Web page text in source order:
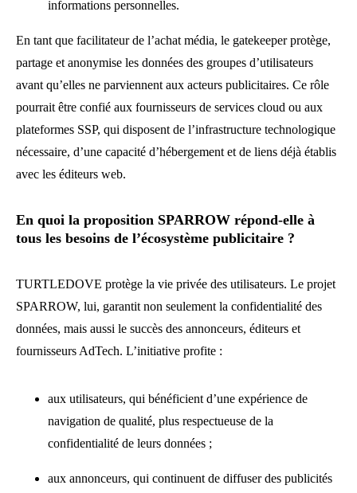
informations personnelles.
En tant que facilitateur de l’achat média, le gatekeeper protège,
partage et anonymise les données des groupes d’utilisateurs
avant qu’elles ne parviennent aux acteurs publicitaires. Ce rôle
pourrait être confié aux fournisseurs de services cloud ou aux
plateformes SSP, qui disposent de l’infrastructure technologique
nécessaire, d’une capacité d’hébergement et de liens déjà établis
avec les éditeurs web.
En quoi la proposition SPARROW répond-elle à
tous les besoins de l’écosystème publicitaire ?
TURTLEDOVE protège la vie privée des utilisateurs. Le projet
SPARROW, lui, garantit non seulement la confidentialité des
données, mais aussi le succès des annonceurs, éditeurs et
fournisseurs AdTech. L’initiative profite :
aux utilisateurs, qui bénéficient d’une expérience de
navigation de qualité, plus respectueuse de la
confidentialité de leurs données ;
aux annonceurs, qui continuent de diffuser des publicités